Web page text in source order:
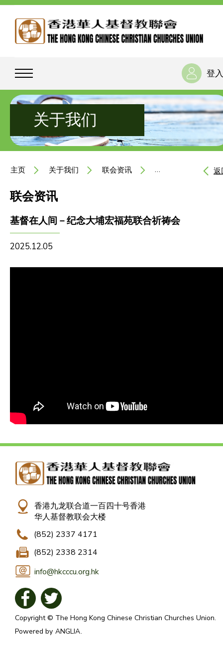
登入
关于我们
主页 关于我们 联会资讯 基督在人间－纪念返
联会资讯
基督在人间－纪念大埔宏福苑联合祈祷会
2025.12.05
香港九龙联合道一百四十号香港
华人基督教联会大楼
(852) 2337 4171
(852) 2338 2314
info@hkcccu.org.hk
Copyright © The Hong Kong Chinese Christian Churches Union.
Powered by ANGLIA.